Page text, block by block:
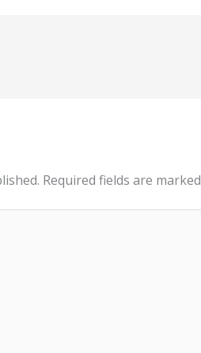
Required fields are marked